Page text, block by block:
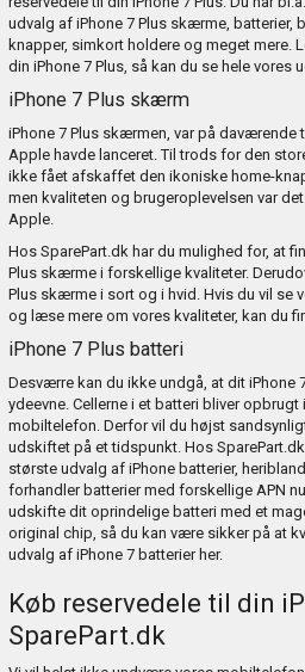
udvalg af iPhone 7 Plus skærme, batterier,
knapper, simkort holdere og meget mere.
din iPhone 7 Plus, så kan du se hele vores
iPhone 7 Plus skærm
iPhone 7 Plus skærmen, var på
Apple havde lanceret. Til trods for den
ikke fået afskaffet den ikoniske home-
men kvaliteten og brugeroplevelsen var
Apple.
Hos SparePart.dk har du mulighed for, at
Plus skærme i forskellige kvaliteter.
Plus skærme i sort og i hvid. Hvis du vil se
og læse mere om vores kvaliteter, kan du
iPhone 7 Plus batteri
Desværre kan du ikke undgå, at dit iPhone
ydeevne. Cellerne i et batteri bliver
mobiltelefon. Derfor vil du højst
udskiftet på et tidspunkt. Hos
største udvalg af iPhone batterier,
forhandler batterier med forskellige APN
udskifte dit oprindelige batteri med et
original chip, så du kan være sikker på at
udvalg af iPhone 7 batterier her.
Køb reservedele til din
SparePart.dk